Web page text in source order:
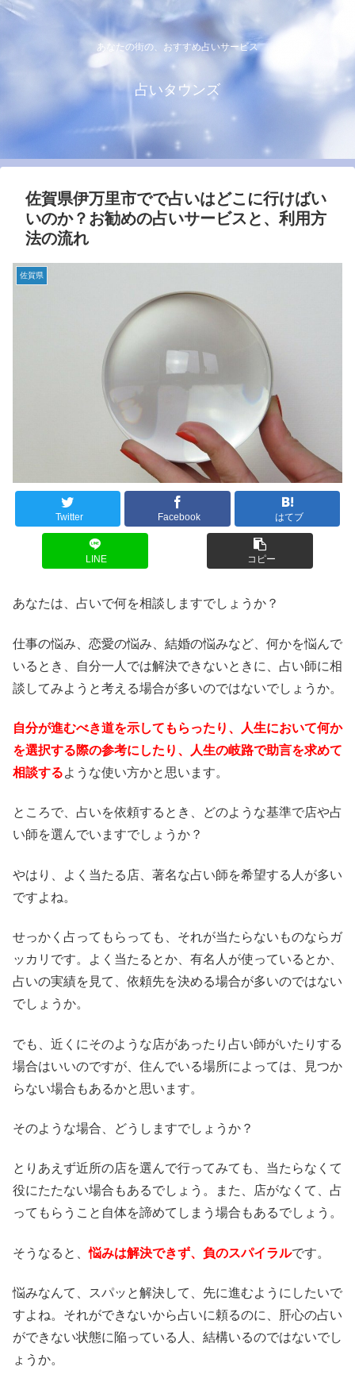
あなたの街の、おすすめ占いサービス
占いタウンズ
佐賀県伊万里市でで占いはどこに行けばい
いのか？お勧めの占いサービスと、利用方
法の流れ
佐賀県
Twitter Facebook はてブ
LINE コピー
あなたは、占いで何を相談しますでしょうか？
仕事の悩み、恋愛の悩み、結婚の悩みなど、何かを悩んで
いるとき、自分一人では解決できないときに、占い師に相
談してみようと考える場合が多いのではないでしょうか。
自分が進むべき道を示してもらったり、人生において何か
を選択する際の参考にしたり、人生の岐路で助言を求めて
相談するような使い方かと思います。
ところで、占いを依頼するとき、どのような基準で店や占
い師を選んでいますでしょうか？
やはり、よく当たる店、著名な占い師を希望する人が多い
ですよね。
せっかく占ってもらっても、それが当たらないものならガ
ッカリです。よく当たるとか、有名人が使っているとか、
占いの実績を見て、依頼先を決める場合が多いのではない
でしょうか。
でも、近くにそのような店があったり占い師がいたりする
場合はいいのですが、住んでいる場所によっては、見つか
らない場合もあるかと思います。
そのような場合、どうしますでしょうか？
とりあえず近所の店を選んで行ってみても、当たらなくて
役にたたない場合もあるでしょう。また、店がなくて、占
ってもらうこと自体を諦めてしまう場合もあるでしょう。
そうなると、悩みは解決できず、負のスパイラルです。
悩みなんて、スパッと解決して、先に進むようにしたいで
すよね。それができないから占いに頼るのに、肝心の占い
ができない状態に陥っている人、結構いるのではないでし
ょうか。